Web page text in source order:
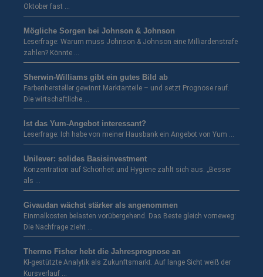
Oktober fast …
Mögliche Sorgen bei Johnson & Johnson
Leserfrage: Warum muss Johnson & Johnson eine Milliardenstrafe
zahlen? Könnte …
Sherwin-Williams gibt ein gutes Bild ab
Farbenhersteller gewinnt Marktanteile – und setzt Prognose rauf.
Die wirtschaftliche …
Ist das Yum-Angebot interessant?
Leserfrage: Ich habe von meiner Hausbank ein Angebot von Yum …
Unilever: solides Basisinvestment
Konzentration auf Schönheit und Hygiene zahlt sich aus. „Besser
als …
Givaudan wächst stärker als angenommen
Einmalkosten belasten vorübergehend. Das Beste gleich vorneweg:
Die Nachfrage zieht …
Thermo Fisher hebt die Jahresprognose an
KI-gestützte Analytik als Zukunftsmarkt. Auf lange Sicht weiß der
Kursverlauf …